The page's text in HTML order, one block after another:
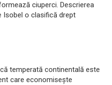
ciuperci. Descrierea
Isobel o clasifică drept
temperată continentală este
care economisește